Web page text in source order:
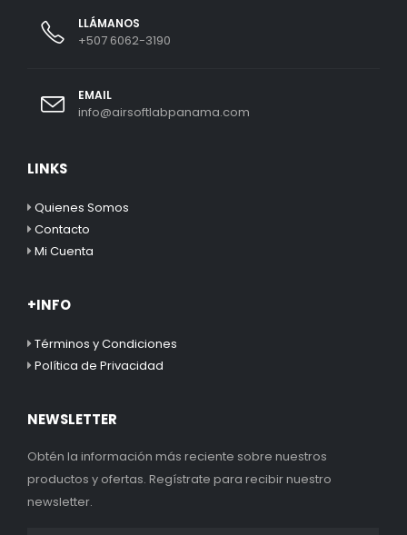
LLÁMANOS
+507 6062-3190
EMAIL
info@airsoftlabpanama.com
LINKS
Quienes Somos
Contacto
Mi Cuenta
+INFO
Términos y Condiciones
Política de Privacidad
NEWSLETTER
Obtén la información más reciente sobre nuestros
productos y ofertas. Regístrate para recibir nuestro
newsletter.